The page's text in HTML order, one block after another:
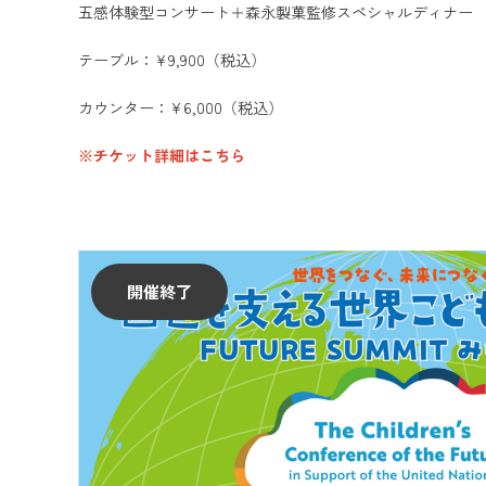
五感体験型コンサート＋森永製菓監修スペシャルディナー
テーブル：¥9,900（税込）
カウンター：¥6,000（税込）
※チケット詳細はこちら
開催終了